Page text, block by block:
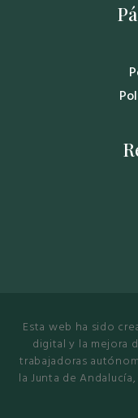
Esta web ha sido
digital y la mejora
trabajadoras
la Junta de